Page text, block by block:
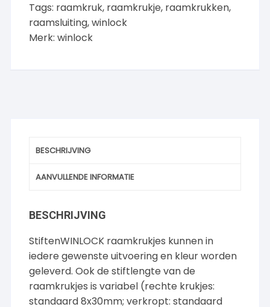
Tags: raamkruk, raamkrukje, raamkrukken,
raamsluiting,winlock
Merk:winlock
BESCHRIJVING
AANVULLENDE INFORMATIE
BESCHRIJVING
StiftenWINLOCK raamkrukjes kunnen in
iedere gewenste uitvoering en kleur worden
geleverd. Ook de stiftlengte van de
raamkrukjes is variabel (rechte krukjes:
standaard 8x30mm; verkropt: standaard